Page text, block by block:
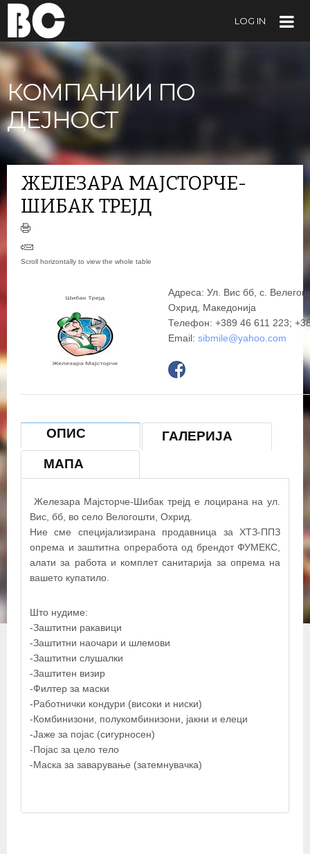
LOG IN
КОМПАНИИ ПО
ДЕЈНОСТ
ЖЕЛЕЗАРА МАЈСТОРЧЕ-
ШИБАК ТРЕЈД
Адреса: Ул. Вис бб, с.
Охрид, Македонија
Телефон: +389 46 611 223;
Email: sibmile@yahoo.com
ОПИС
ГАЛЕРИЈА
МАПА
Железара Мајсторче-Шибак трејд е лоцирана на ул.
Вис, бб, во село Велогошти, Охрид.
Ние сме специјализирана продавница за ХТЗ-ППЗ
опрема и заштитна опреработа од брендот ФУМЕКС,
алати за работа и комплет санитарија за опрема на
вашето купатило.
Што нудиме:
-Заштитни ракавици
-Заштитни наочари и шлемови
-Заштитни слушалки
-Заштитен визир
-Филтер за маски
-Работнички кондури (високи и ниски)
-Комбинизони, полукомбинизони, јакни и елеци
-Јаже за појас (сигурносен)
-Појас за цело тело
-Маска за заварување (затемнувачка)
Железара Мајсторче-Шибак трејд
+
−
© OpenStreetMap contributors